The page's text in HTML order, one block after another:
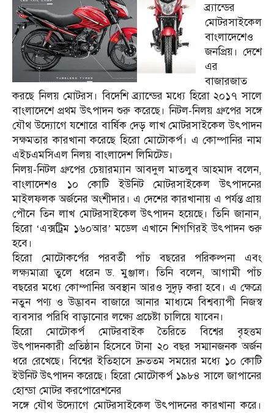
ব্র্যান্ডের
মোটরসাইকেল
বাংলাদেশেও
জনপ্রিয়। দেশে
এর
বাজারজাত
করছে নিলয় মোটরস। বিদেশি ব্র্যান্ডের মধ্যে হিরো ২০১৭ সালে
বাংলাদেশে প্রথম উৎপাদন শুরু করেছে। নিটল-নিলয় গ্রুপের সঙ্গে
যৌথ উদ্যোগে যশোরে বার্ষিক দেড় লাখ মোটরসাইকেল উৎপাদন
সক্ষমতার কারখানা করেছে হিরো মোটোকর্প। এ কোম্পানির নাম
এইচএমসিএল নিলয় বাংলাদেশ লিমিটেড।
নিলয়-নিটল গ্রুপের চেয়ারম্যান আবদুল মাতলুব আহমাদ বলেন,
বাংলাদেশও ১০ কোটি ইউনিট মোটরসাইকেল উৎপাদনের
মাইলফলক অর্জনের অংশীদার। এ দেশের কারখানায় এ পর্যন্ত প্রায়
পৌনে তিন লাখ মোটরসাইকেল উৎপাদন হয়েছে। তিনি জানান,
হিরো ‘এক্সট্রিম ১৬০আর’ মডেল এখানে শিগগিরই উৎপাদন শুরু
হবে।
হিরো মোটোকর্পের পরবর্তী পাঁচ বছরের পরিকল্পনা এবং
লক্ষ্যমাত্রা তুলে ধরেন ড. মুঞ্জাল। তিনি বলেন, আগামী পাঁচ
বছরের মধ্যে কোম্পানির অবস্থান আরও সুদৃঢ় করা হবে। এ ক্ষেত্রে
নতুন পণ্য ও উদ্ভাবন বাজারে আনার মাধ্যমে বিশ্বব্যাপী নিজস্ব
ব্যবসার পরিধি বাড়ানোর লক্ষ্যে প্রচেষ্টা চালিয়ে যাবেন।
হিরো মোটোকর্প মোটরবাইক তৈরিতে বিশ্বের বৃহত্তম
উৎপাদনকারী প্রতিষ্ঠান হিসেবে টানা ২০ বছর সম্মানজনক অর্জন
ধরে রেখেছে। বিশ্বের ইতিহাসে দ্রুততম সময়ের মধ্যে ১০ কোটি
ইউনিট উৎপাদন করেছে। হিরো মোটোকর্প ১৯৮৪ সালে জাপানের
হোন্ডা মোটর করপোরেশনের
সঙ্গে যৌথ উদ্যোগে মোটরসাইকেল উৎপাদনের কারখানা করে।